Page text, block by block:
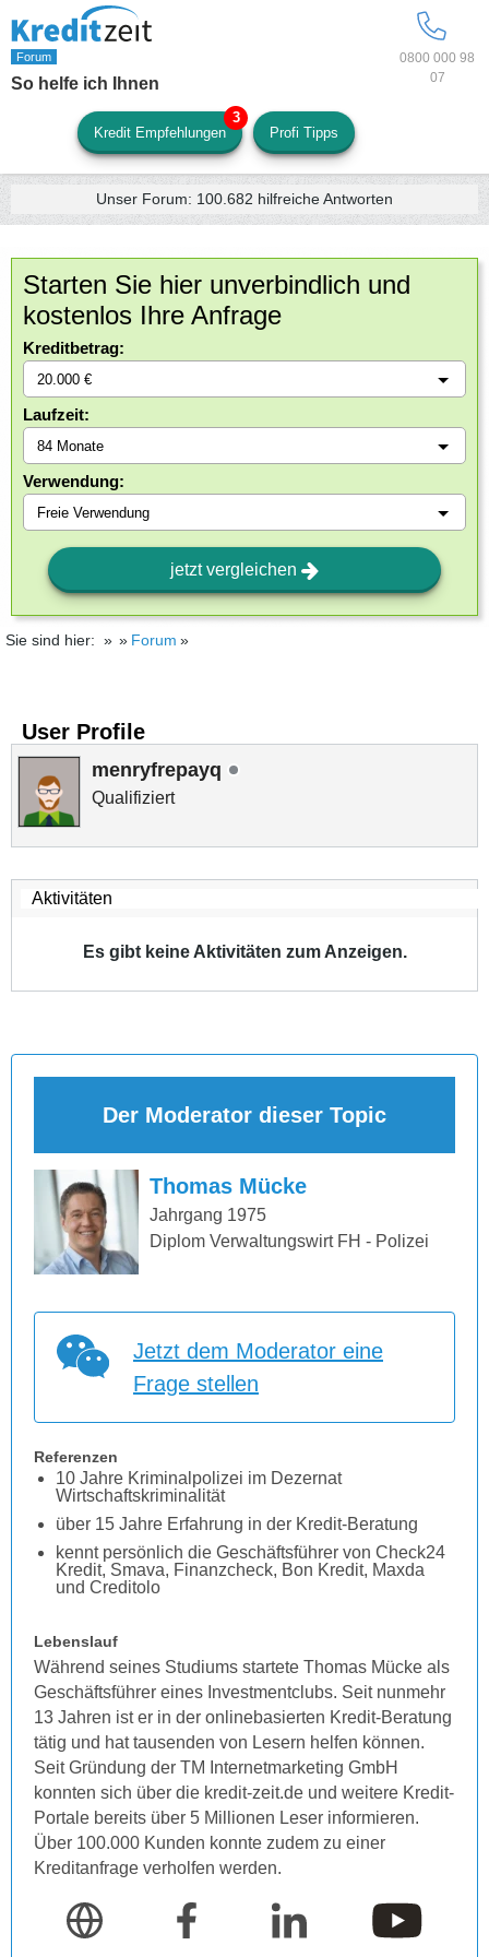
0800 000 98
07
So helfe ich Ihnen
Kredit Empfehlungen Profi Tipps
Unser Forum: 100.682 hilfreiche Antworten
Starten Sie hier unverbindlich und
kostenlos Ihre Anfrage
Kreditbetrag:
Laufzeit:
Verwendung:
jetzt vergleichen
Sie sind hier: Forum
User Profile
menryfrepayq
Qualifiziert
Es gibt keine Aktivitäten zum Anzeigen.
Der Moderator dieser Topic
Thomas Mücke
Jahrgang 1975
Diplom Verwaltungswirt FH - Polizei
Jetzt dem Moderator eine
Frage stellen
Referenzen
10 Jahre Kriminalpolizei im Dezernat
Wirtschaftskriminalität
über 15 Jahre Erfahrung in der Kredit-Beratung
kennt persönlich die Geschäftsführer von Check24
Kredit, Smava, Finanzcheck, Bon Kredit, Maxda
und Creditolo
Lebenslauf
Während seines Studiums startete Thomas Mücke als
Geschäftsführer eines Investmentclubs. Seit nunmehr
13 Jahren ist er in der onlinebasierten Kredit-Beratung
tätig und hat tausenden von Lesern helfen können.
Seit Gründung der TM Internetmarketing GmbH
konnten sich über die kredit-zeit.de und weitere Kredit-
Portale bereits über 5 Millionen Leser informieren.
Über 100.000 Kunden konnte zudem zu einer
Kreditanfrage verholfen werden.